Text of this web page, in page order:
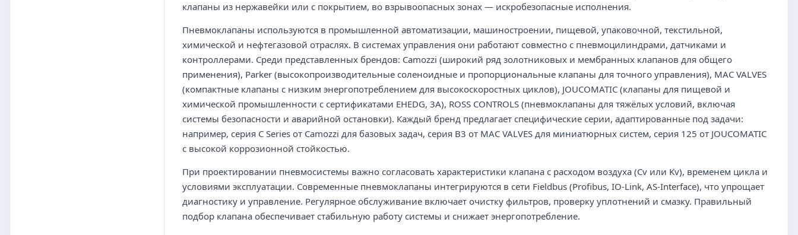
клапаны из нержавейки или с покрытием, во взрывоопасных зонах — искробезопасные исполнения.
Пневмоклапаны используются в промышленной автоматизации, машиностроении, пищевой, упаковочной, текстильной,
химической и нефтегазовой отраслях. В системах управления они работают совместно с пневмоцилиндрами, датчиками и
контроллерами. Среди представленных брендов: Camozzi (широкий ряд золотниковых и мембранных клапанов для общего
применения), Parker (высокопроизводительные соленоидные и пропорциональные клапаны для точного управления), MAC VALVES
(компактные клапаны с низким энергопотреблением для высокоскоростных циклов), JOUCOMATIC (клапаны для пищевой и
химической промышленности с сертификатами EHEDG, 3A), ROSS CONTROLS (пневмоклапаны для тяжёлых условий, включая
системы безопасности и аварийной остановки). Каждый бренд предлагает специфические серии, адаптированные под задачи:
например, серия C Series от Camozzi для базовых задач, серия B3 от MAC VALVES для миниатюрных систем, серия 125 от JOUCOMATIC
с высокой коррозионной стойкостью.
При проектировании пневмосистемы важно согласовать характеристики клапана с расходом воздуха (Cv или Kv), временем цикла и
условиями эксплуатации. Современные пневмоклапаны интегрируются в сети Fieldbus (Profibus, IO-Link, AS-Interface), что упрощает
диагностику и управление. Регулярное обслуживание включает очистку фильтров, проверку уплотнений и смазку. Правильный
подбор клапана обеспечивает стабильную работу системы и снижает энергопотребление.